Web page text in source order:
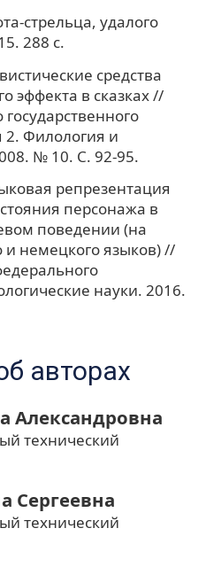
стрельца, удалого
288 с.
средства
эффекта в сказках //
2. Филология и
№ 10. С. 92-95.
репрезентация
персонажа в
поведении (на
и немецкого языков) //
науки. 2016.
авторах
Александровна
технический
Сергеевна
технический